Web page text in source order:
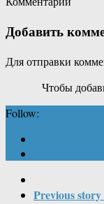
Добавить
Для отправки
Чтобы
Follow:
Previous story